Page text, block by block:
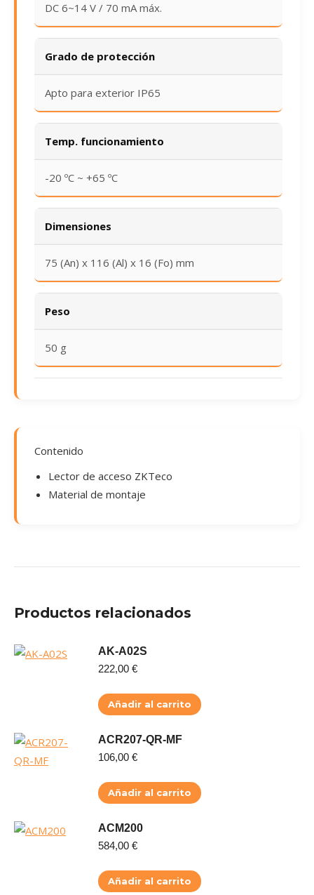
DC 6~14 V / 70 mA máx.
Grado de protección
Apto para exterior IP65
Temp. funcionamiento
-20 ºC ~ +65 ºC
Dimensiones
75 (An) x 116 (Al) x 16 (Fo) mm
Peso
50 g
Contenido
Lector de acceso ZKTeco
Material de montaje
Productos relacionados
AK-A02S
222,00 €
Añadir al carrito
ACR207-QR-MF
106,00 €
Añadir al carrito
ACM200
584,00 €
Añadir al carrito